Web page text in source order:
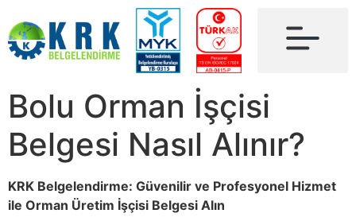
Bolu Orman İşçisi
Belgesi Nasıl Alınır?
KRK Belgelendirme: Güvenilir ve Profesyonel Hizmet
ile Orman Üretim İşçisi Belgesi Alın